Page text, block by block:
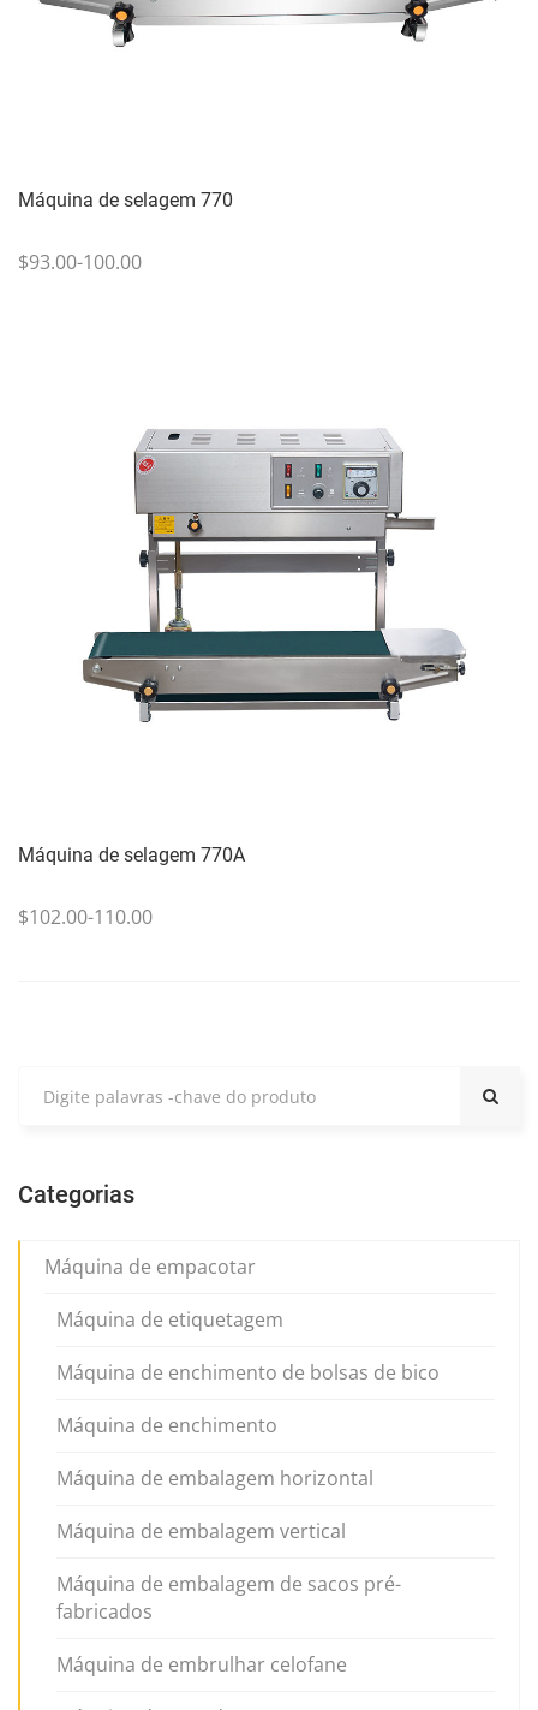
Máquina de selagem 770
$93.00-100.00
Máquina de selagem 770A
$102.00-110.00
Categorias
Máquina de empacotar
Máquina de etiquetagem
Máquina de enchimento de bolsas de bico
Máquina de enchimento
Máquina de embalagem horizontal
Máquina de embalagem vertical
Máquina de embalagem de sacos pré-
fabricados
Máquina de embrulhar celofane